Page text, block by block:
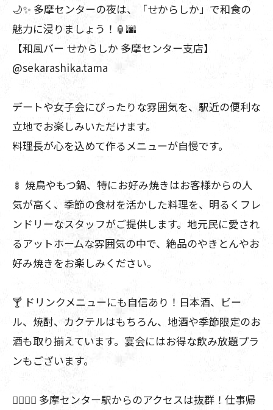
🌙✨ 多摩センターの夜は、「せからしか」で和食の
魅力に浸りましょう！🏮🌆
【和風バー せからしか 多摩センター支店】
@sekarashika.tama
デートや女子会にぴったりな雰囲気を、駅近の便利な
立地でお楽しみいただけます。
料理長が心を込めて作るメニューが自慢です。
🍢 焼鳥やもつ鍋、特にお好み焼きはお客様からの人
気が高く、季節の食材を活かした料理を、明るくフレ
ンドリーなスタッフがご提供します。地元民に愛され
るアットホームな雰囲気の中で、絶品のやきとんやお
好み焼きをお楽しみください。
🍸 ドリンクメニューにも自信あり！日本酒、ビー
ル、焼酎、カクテルはもちろん、地酒や季節限定のお
酒も取り揃えています。宴会にはお得な飲み放題プラ
ンもございます。
🚶‍♀️🚶‍♂️ 多摩センター駅からのアクセスは抜群！仕事帰